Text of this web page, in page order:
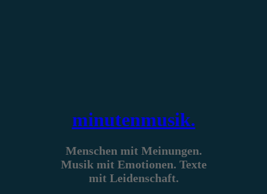
minutenmusik.
Menschen mit Meinungen.
Musik mit Emotionen. Texte
mit Leidenschaft.